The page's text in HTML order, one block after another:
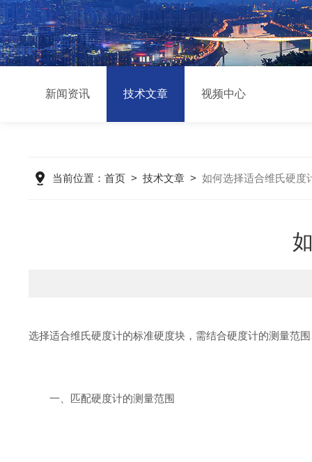
新闻资讯 技术文章 视频中心
当前位置： 首页> 技术文章> 如何选择适合维氏硬度
选择适合维氏硬度计的标准硬度块，需结合硬度计的测量范
一、匹配硬度计的测量范围